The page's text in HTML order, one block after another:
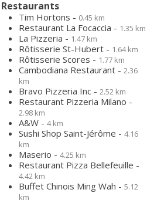
Restaurants
Tim Hortons - 0.45 km
Restaurant La Focaccia - 1.35 km
La Pizzeria - 1.47 km
Rôtisserie St-Hubert - 1.64 km
Rôtisserie Scores - 1.77 km
Cambodiana Restaurant - 2.36
km
Bravo Pizzeria Inc - 2.52 km
Restaurant Pizzeria Milano -
2.98 km
A&W - 4 km
Sushi Shop Saint-Jérôme - 4.16
km
Maserio - 4.25 km
Restaurant Pizza Bellefeuille -
4.42 km
Buffet Chinois Ming Wah - 5.12
km